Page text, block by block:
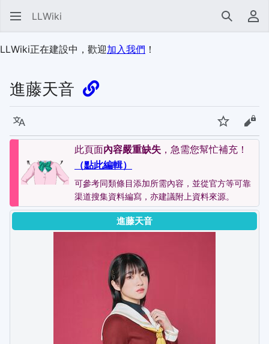
LLWiki 搜尋 使
LLWiki正在建設中，歡迎加入我們 ！
進藤天音
語言 監視 檢
此頁面內容嚴重缺失 ，急需您幫忙補充！
（點此編輯）
可參考同類條目添加所需內容，並從官方等可靠
渠道搜集資料編寫，亦建議附上資料來源。
進藤天音